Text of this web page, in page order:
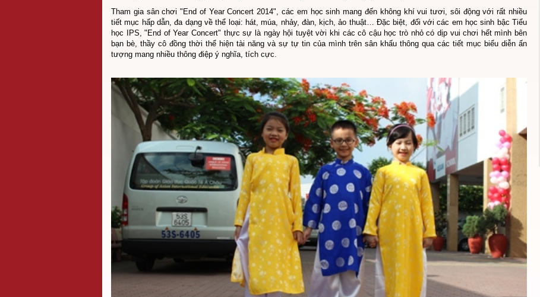
Tham gia sân chơi "End of Year Concert 2014", các em học sinh mang đến không khí vui tươi, sôi động với rất nhiều
tiết mục hấp dẫn, đa dạng về thể loại: hát, múa, nhảy, đàn, kịch, ảo thuật… Đặc biệt, đối với các em học sinh bậc Tiểu
học IPS, "End of Year Concert" thực sự là ngày hội tuyệt vời khi các cô cậu học trò nhỏ có dịp vui chơi hết mình bên
bạn bè, thầy cô đồng thời thể hiện tài năng và sự tự tin của mình trên sân khấu thông qua các tiết mục biểu diễn ấn
tượng mang nhiều thông điệp ý nghĩa, tích cực.